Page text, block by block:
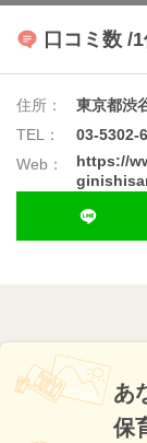
口コミ数 /
住所：
東京都渋
TEL：
03-5302-
Web：
https://
あ
保